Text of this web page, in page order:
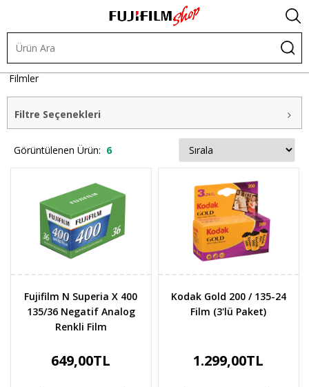
Diğer Ürünler Analog Filmler
Analog Renkli (Negatif)
Filmler
Filtre Seçenekleri
Görüntülenen Ürün: 6
Fujifilm N Superia X 400
135/36 Negatif Analog
Renkli Film
649,00TL
Kodak Gold 200 / 135-24
Film (3'lü Paket)
1.299,00TL